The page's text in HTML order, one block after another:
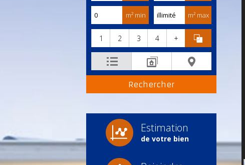
m² min m² max
1 2 3 4 +
Estimation
de votre bien